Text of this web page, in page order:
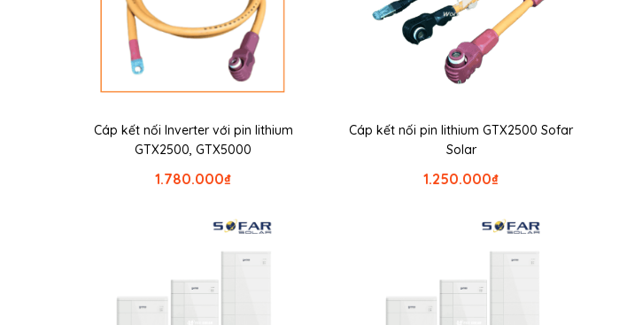
Cáp kết nối Inverter với pin lithium
GTX2500, GTX5000
₫
1.780.000
Cáp kết nối pin lithium GTX2500 Sofar
Solar
₫
1.250.000